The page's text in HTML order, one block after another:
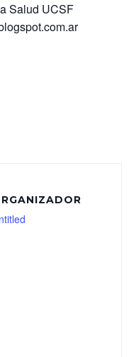
Salud UCSF